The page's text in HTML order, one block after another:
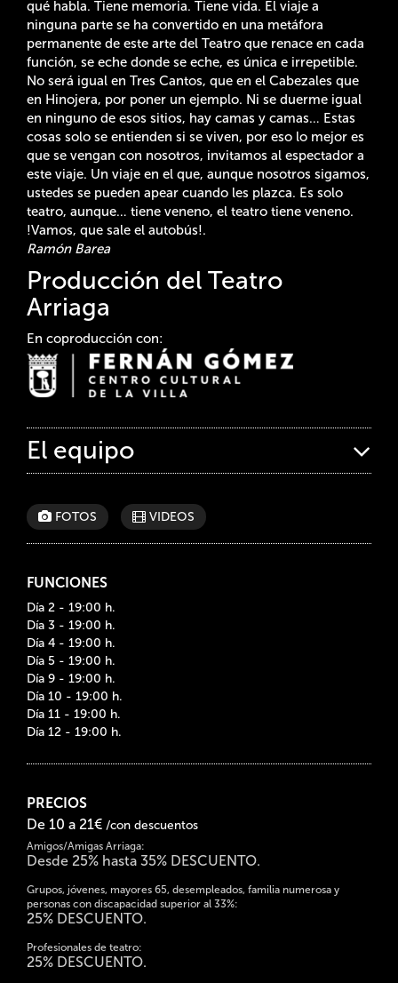
qué habla. Tiene memoria. Tiene vida. El viaje a
ninguna parte se ha convertido en una metáfora
permanente de este arte del Teatro que renace en cada
función, se eche donde se eche, es única e irrepetible.
No será igual en Tres Cantos, que en el Cabezales que
en Hinojera, por poner un ejemplo. Ni se duerme igual
en ninguno de esos sitios, hay camas y camas… Estas
cosas solo se entienden si se viven, por eso lo mejor es
que se vengan con nosotros, invitamos al espectador a
este viaje. Un viaje en el que, aunque nosotros sigamos,
ustedes se pueden apear cuando les plazca. Es solo
teatro, aunque… tiene veneno, el teatro tiene veneno.
!Vamos, que sale el autobús!.
Ramón Barea
Producción del Teatro
Arriaga
En coproducción con:
El equipo
FOTOS VIDEOS
FUNCIONES
Día 2 - 19:00 h.
Día 3 - 19:00 h.
Día 4 - 19:00 h.
Día 5 - 19:00 h.
Día 9 - 19:00 h.
Día 10 - 19:00 h.
Día 11 - 19:00 h.
Día 12 - 19:00 h.
PRECIOS
De 10 a 21€ /con descuentos
Amigos/Amigas Arriaga:
Desde 25% hasta 35% DESCUENTO.
Grupos, jóvenes, mayores 65, desempleados, familia numerosa y
personas con discapacidad superior al 33%:
25% DESCUENTO.
Profesionales de teatro:
25% DESCUENTO.